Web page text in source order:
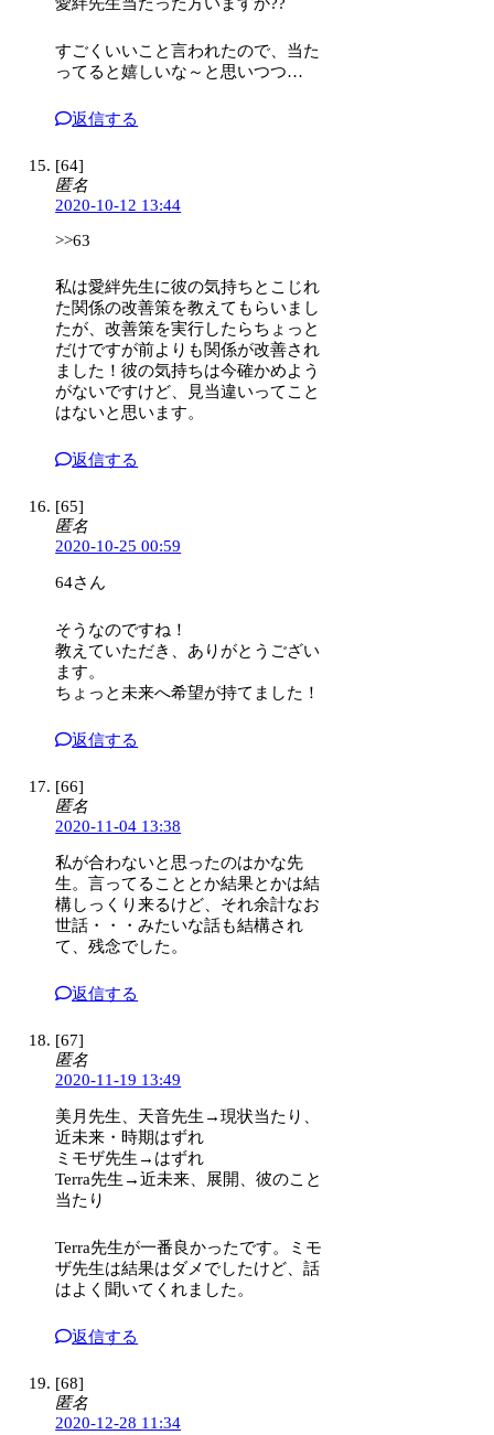
すごくいいこと言われたので、当た
ってると嬉しいな～と思いつつ…
返信する
[64]
匿名
2020-10-12 13:44
>>63
私は愛絆先生に彼の気持ちとこじれ
た関係の改善策を教えてもらいまし
たが、改善策を実行したらちょっと
だけですが前よりも関係が改善され
ました！彼の気持ちは今確かめよう
がないですけど、見当違いってこと
はないと思います。
返信する
[65]
匿名
2020-10-25 00:59
64さん
そうなのですね！
教えていただき、ありがとうござい
ます。
ちょっと未来へ希望が持てました！
返信する
[66]
匿名
2020-11-04 13:38
私が合わないと思ったのはかな先
生。言ってることとか結果とかは結
構しっくり来るけど、それ余計なお
世話・・・みたいな話も結構され
て、残念でした。
返信する
[67]
匿名
2020-11-19 13:49
美月先生、天音先生→現状当たり、
近未来・時期はずれ
ミモザ先生→はずれ
Terra先生→近未来、展開、彼のこと
当たり
Terra先生が一番良かったです。ミモ
ザ先生は結果はダメでしたけど、話
はよく聞いてくれました。
返信する
[68]
匿名
2020-12-28 11:34